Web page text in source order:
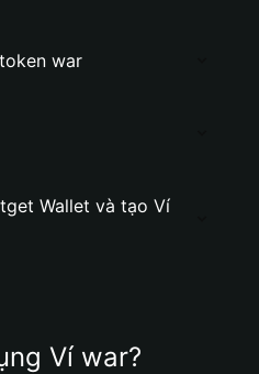
war
Wallet và tạo Ví
Ví war?